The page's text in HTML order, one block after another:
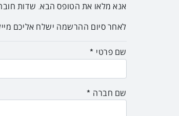
אנא מלאו את הטופס הבא. שדות
לאחר סיום ההרשמה ישלח אליכם
שם פרטי
שם חברה